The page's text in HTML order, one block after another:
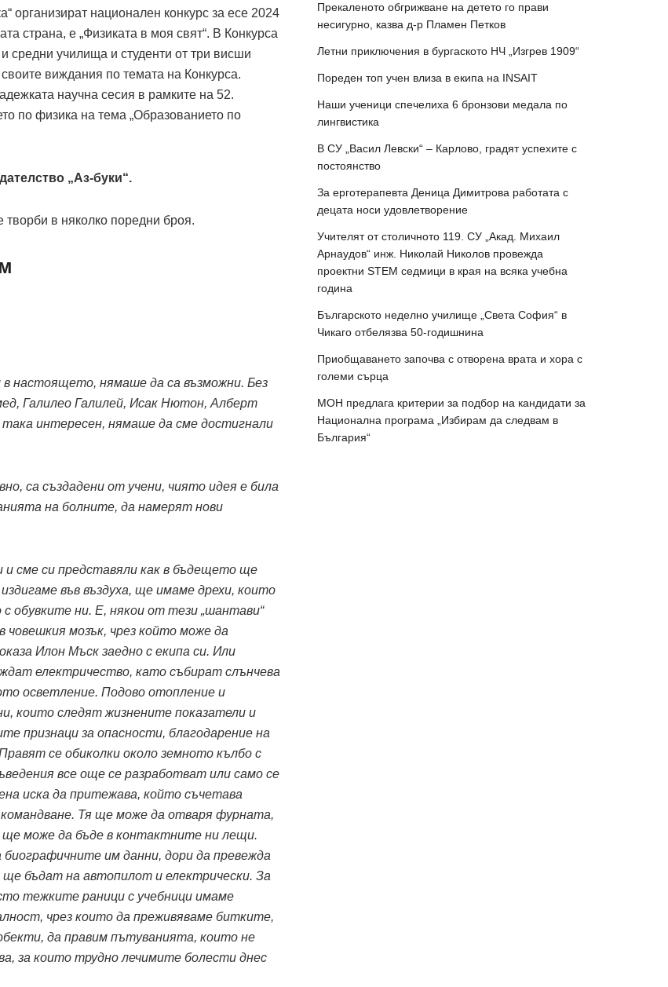
национален конкурс за есе 2024
страна, е „Физиката в моя свят“. В Конкурса
средни училища и студенти от три висши
виждания по темата на Конкурса.
научна сесия в рамките на 52.
по физика на тема „Образованието по
„Аз-буки“.
творби в няколко поредни броя.
настоящето, нямаше да са възможни. Без
Галилео Галилей, Исак Нютон, Алберт
интересен, нямаше да сме достигнали
са създадени от учени, чиято идея е била
на болните, да намерят нови
и сме си представяли как в бъдещето ще
във въздуха, ще имаме дрехи, които
обувките ни. Е, някои от тези „шантави“
човешкия мозък, чрез който може да
Илон Мъск заедно с екипа си. Или
електричество, като събират слънчева
осветление. Подово отопление и
които следят жизнените показатели и
признаци за опасности, благодарение на
се обиколки около земното кълбо с
все още се разработват или само се
иска да притежава, който съчетава
командване. Тя ще може да отваря фурната,
може да бъде в контактните ни лещи.
им данни, дори да превежда
бъдат на автопилот и електрически. За
тежките раници с учебници имаме
чрез които да преживяваме битките,
да правим пътуванията, които не
за които трудно лечимите болести днес
Прекаленото обгрижване на детето го прави
несигурно, казва д-р Пламен Петков
Летни приключения в бургаското НЧ „Изгрев 1909“
Пореден топ учен влиза в екипа на INSAIT
Наши ученици спечелиха 6 бронзови медала по
лингвистика
В СУ „Васил Левски“ – Карлово, градят успехите с
постоянство
За ерготерапевта Деница Димитрова работата с
децата носи удовлетворение
Учителят от столичното 119. СУ „Акад. Михаил
Арнаудов“ инж. Николай Николов провежда
проектни STEM седмици в края на всяка учебна
година
Българското неделно училище „Света София“ в
Чикаго отбелязва 50-годишнина
Приобщаването започва с отворена врата и хора с
големи сърца
МОН предлага критерии за подбор на кандидати за
Национална програма „Избирам да следвам в
България“